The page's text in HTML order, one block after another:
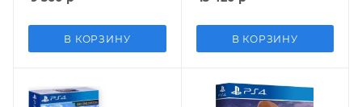
Версия (PS4)
В КОРЗИНУ В КОРЗИНУ